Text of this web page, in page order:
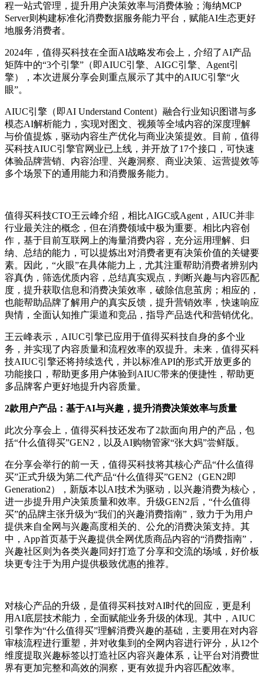
程一站式管理，提升用户决策效率与消费体验；海纳MCP
Server则构建标准化消费数据服务能力平台，赋能AI生态更好
地服务消费者。
2024年，值得买科技在全面AI战略发布会上，介绍了AI产品
矩阵中的“3个引擎”（即AIUC引擎、AIGC引擎、Agent引
擎），本次进展分享会则重点展示了其中的AIUC引擎“火
眼”。
AIUC引擎（即AI Understand Content）融合行业知识图谱与多
模态AI解析能力，实现对图文、视频等全域内容的深度理解
与价值提炼，驱动内容生产优化与商业决策提效。目前，值得
买科技AIUC引擎官网业已上线，并开放了17个接口，可快速
体验品牌营销、内容治理、兴趣洞察、商业决策、运营提效等
多个场景下的通用能力和消费服务能力。
值得买科技CTO王云峰介绍，相比AIGC或Agent，AIUC并非
行业最关注的概念，但在消费领域中极为重要。相比内容创
作，基于目前互联网上的海量消费内容，充分运用理解、归
纳、总结的能力，可以提炼出对消费者更有决策价值的关键要
素。因此，“火眼”在具体能力上，尤其注重帮助消费者辨别内
容真伪，筛选优质内容，总结真实观点，判断兴趣与内容匹配
度，提升获取信息和消费决策效率，破除信息茧房；相应的，
也能帮助品牌了解用户的真实反馈，提升营销效率，快速响应
舆情，全面认知推广渠道和竞品，指导产品迭代和营销优化。
王云峰表示，AIUC引擎已应用于值得买科技自身的多个业
务，并实现了内容质量和流程效率的双提升。未来，值得买科
技AIUC引擎还将持续迭代，并以标准API的形式开放更多的
功能接口，帮助更多用户体验到AIUC带来的便捷性，帮助更
多品牌客户更好地提升内容质量。
2款用户产品：基于AI与兴趣，提升消费决策效率与质量
此次分享会上，值得买科技还发布了2款面向用户的产品，包
括“什么值得买”GEN2，以及AI购物管家“张大妈”尝鲜版。
在分享会举行的前一天，值得买科技将其核心产品“什么值得
买”正式升级为第二代产品“什么值得买”GEN2（GEN2即
Generation2），新版本以AI技术为驱动，以兴趣消费为核心，
进一步提升用户决策质量和效率。升级GEN2后，“什么值得
买”的品牌主张升级为“我们的兴趣消费指南”，致力于为用户
提供来自全网与兴趣高度相关的、公允的消费决策支持。其
中，App首页基于兴趣提供全网优质商品内容的“消费指南”，
兴趣社区则为各类兴趣同好打造了分享和交流的场域，好价板
块更专注于为用户提供极致优惠的推荐。
对核心产品的升级，是值得买科技对AI时代的回应，更是利
用AI底层技术能力，全面赋能业务升级的体现。其中，AIUC
引擎作为“什么值得买”理解消费兴趣的基础，主要用在对内容
审核流程进行重塑，并对收集到的全网内容进行评分，从12个
维度提取兴趣标签以打造社区内容兴趣体系，让平台对消费世
界有更加完整和高效的洞察，更有效提升内容匹配效率。